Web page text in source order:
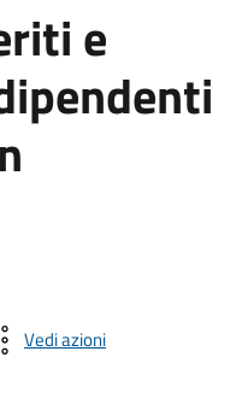
e
Vedi azioni